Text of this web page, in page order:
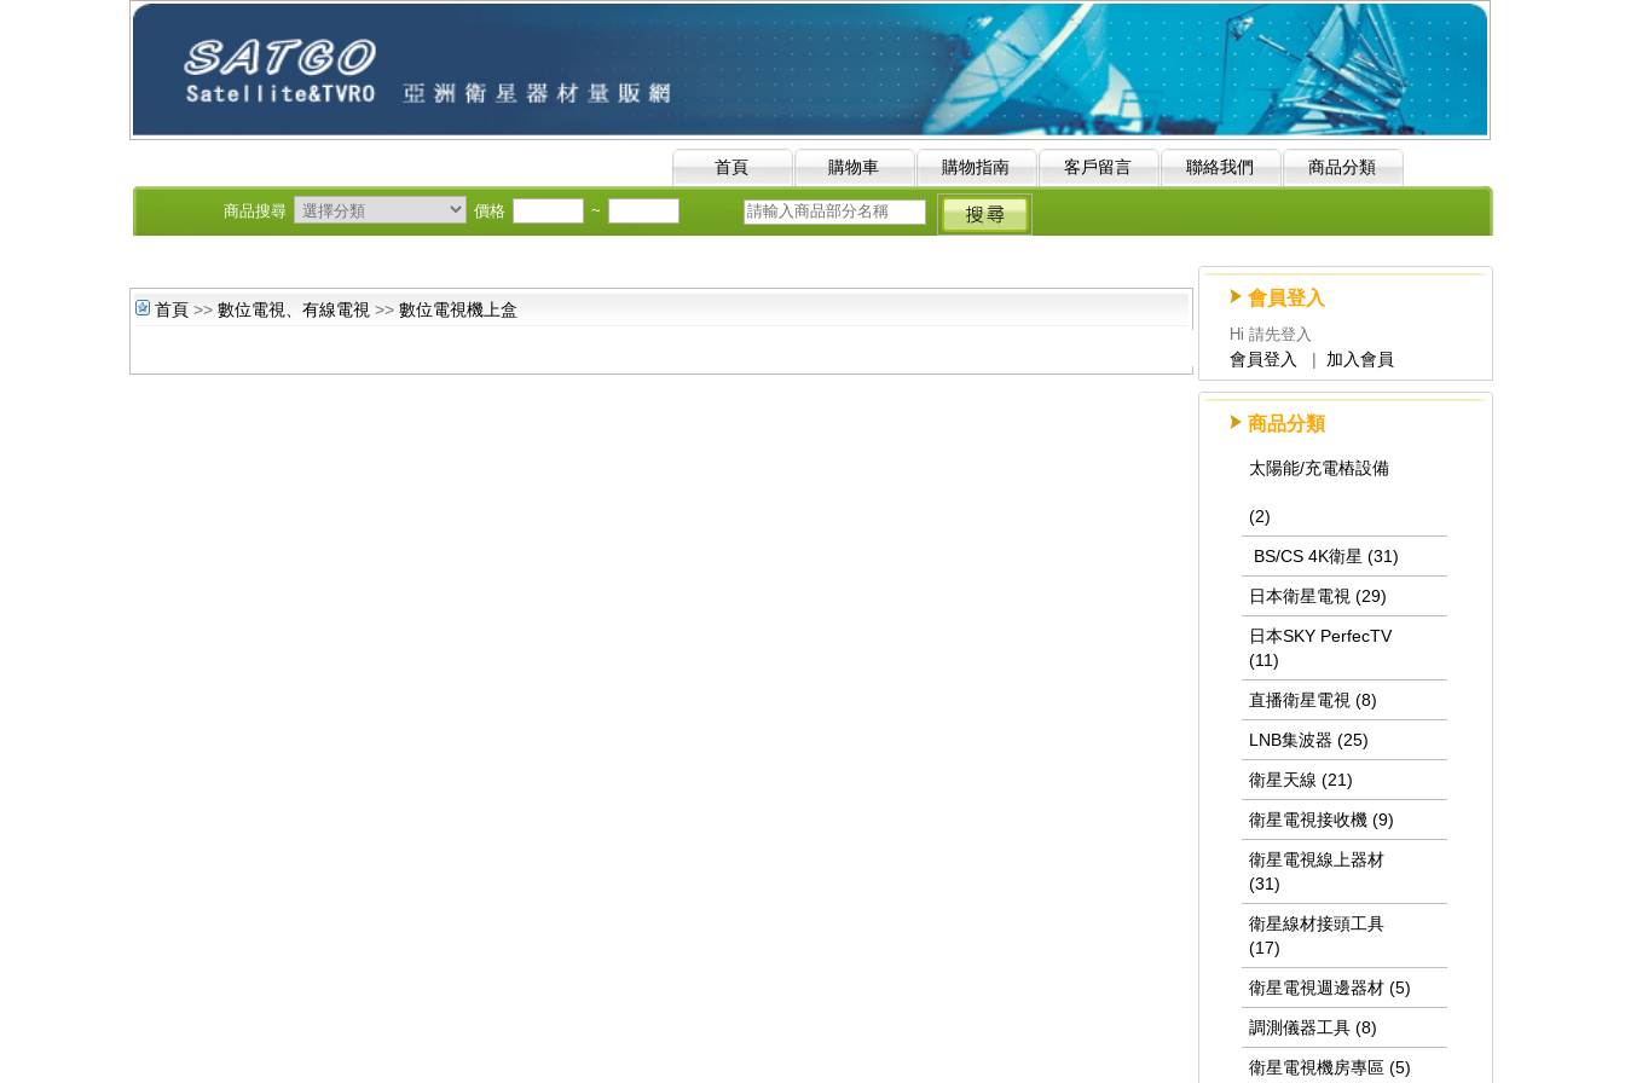
首頁 購物車 購物指南 客戶留言 聯絡我們 商品分類
商品搜尋 價格 ~
首頁>> 數位電視、有線電視 >> 數位電視機上盒
會員登入
Hi 請先登入
會員登入 | 加入會員
商品分類
太陽能/充電樁設備
(2)
BS/CS 4K衛星 (31)
日本衛星電視 (29)
日本SKY PerfecTV
(11)
直播衛星電視 (8)
LNB集波器 (25)
衛星天線 (21)
衛星電視接收機 (9)
衛星電視線上器材
(31)
衛星線材接頭工具
(17)
衛星電視週邊器材 (5)
調測儀器工具 (8)
衛星電視機房專區 (5)